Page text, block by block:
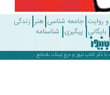
جامعه شناسی هنر زندگی
پیگیری شناسنامه
نیوز و درج لینک، بلامانع .